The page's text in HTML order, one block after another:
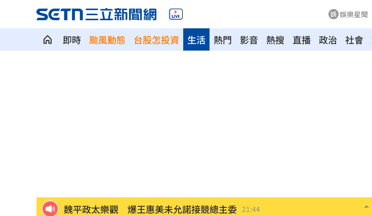
娛樂星聞
即時 颱風動態 台股怎投資 熱門 影音 熱搜 直播 政治 社會
生活
魏平政太樂觀 爆王惠美未允諾接競總主委 21:44